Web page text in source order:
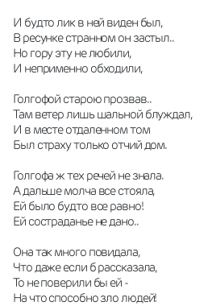
И будто лик в ней виден был,
В ресунке странном он застыл..
Но гору эту не любили,
И неприменно обходили,
Голгофой старою прозвав..
Там ветер лишь шальной блуждал,
И в месте отдаленном том
Был страху только отчий дом.
Голгофа ж тех речей не знала.
А дальше молча все стояла,
Ей было будто все равно!
Ей состраданье не дано..
Она так много повидала,
Что даже если б рассказала,
То не поверили бы ей -
На что способно зло людей!